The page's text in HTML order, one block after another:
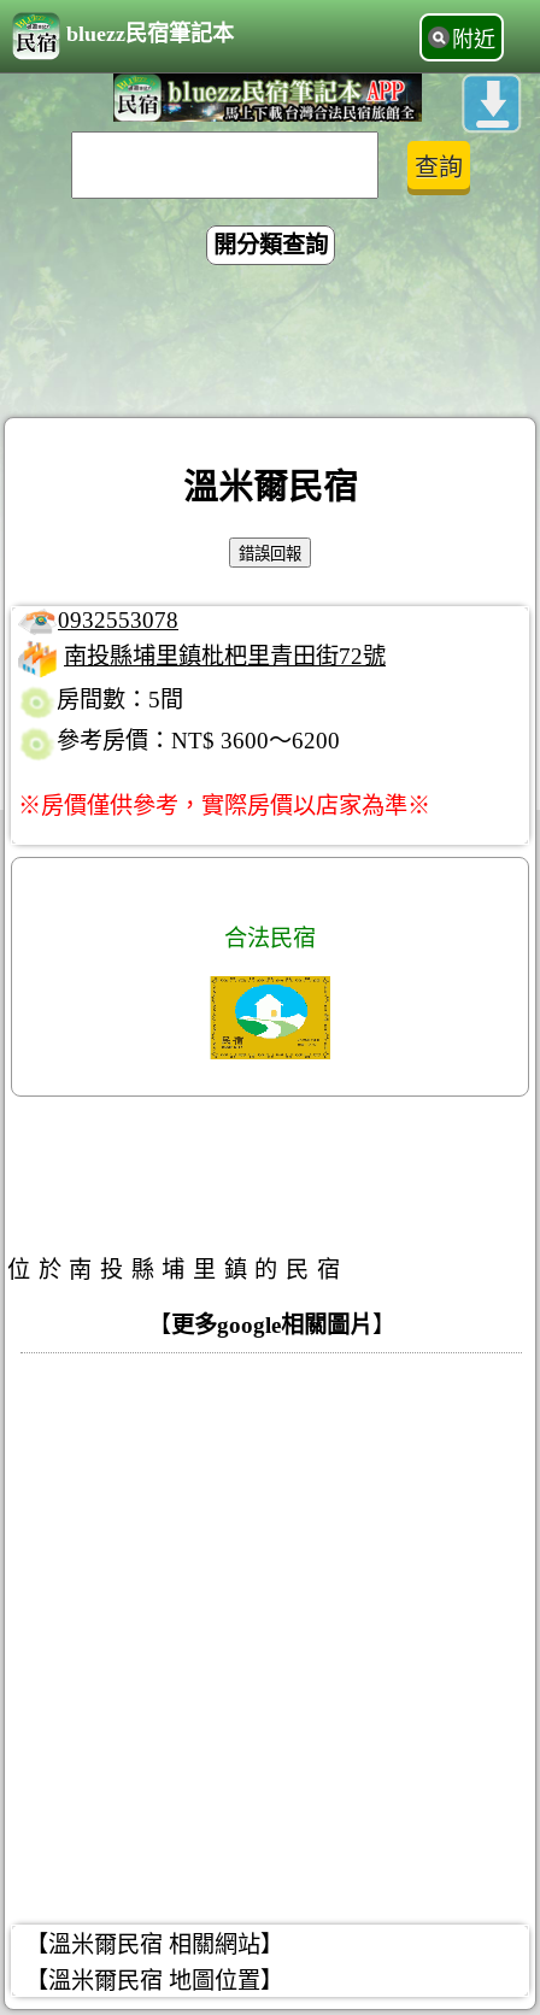
bluezz民宿筆記本 附近
開分類查詢
溫米爾民宿
0932553078
南投縣埔里鎮枇杷里青田街72號
房間數：5間
參考房價：NT$ 3600～6200
※房價僅供參考，實際房價以店家為準※
合法民宿
位於南投縣埔里鎮的民宿
【更多google相關圖片 】
【溫米爾民宿 相關網站】
【溫米爾民宿 地圖位置】